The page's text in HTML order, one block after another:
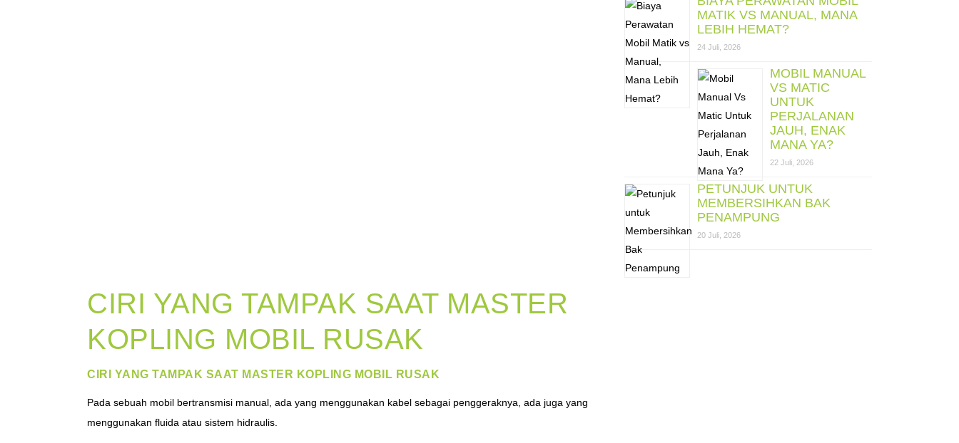
CIRI YANG TAMPAK SAAT MASTER
KOPLING MOBIL RUSAK
CIRI YANG TAMPAK SAAT MASTER KOPLING MOBIL RUSAK
Pada sebuah mobil bertransmisi manual, ada yang menggunakan kabel sebagai penggeraknya, ada juga yang
menggunakan fluida atau sistem hidraulis.
MATIK VS MANUAL, MANA
LEBIH HEMAT?
24 Juli, 2026
MOBIL MANUAL
VS MATIC
UNTUK
PERJALANAN
JAUH, ENAK
MANA YA?
22 Juli, 2026
PETUNJUK UNTUK
MEMBERSIHKAN BAK
PENAMPUNG
20 Juli, 2026